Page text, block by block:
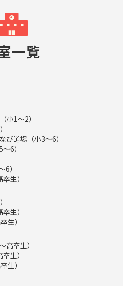
一覧
小1～2）
び道場（小3～6）
6）
6）
生）
生）
生）
高卒生）
生）
生）